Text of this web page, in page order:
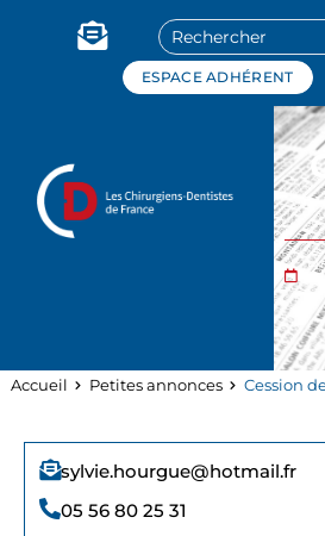
ESPACE ADHÉRENT
Accueil Petites annonces Cession
sylvie.hourgue@hotmail.fr
05 56 80 25 31
Panneau de gestion des cookies